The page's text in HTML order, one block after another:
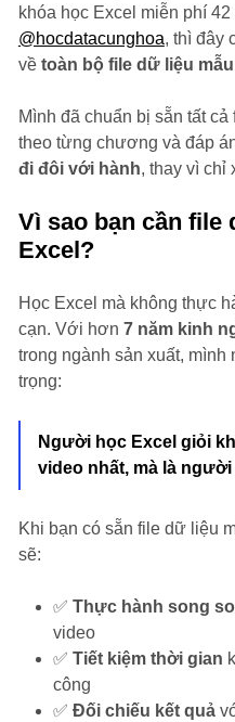
khóa học Excel miễn phí
@hocdatacunghoa, thì đây
về toàn bộ file dữ liệu mẫu
Mình đã chuẩn bị sẵn tất
theo từng chương và đáp
đi đôi với hành, thay vì chỉ
Vì sao bạn cần file
Excel?
Học Excel mà không thực
cạn. Với hơn 7 năm kinh
trong ngành sản xuất, mình
trọng:
Người học Excel giỏi
video nhất, mà là
Khi bạn có sẵn file dữ liệu
sẽ:
✅ Thực hành song
video
✅ Tiết kiệm thời gian
công
✅ Đối chiếu kết quả